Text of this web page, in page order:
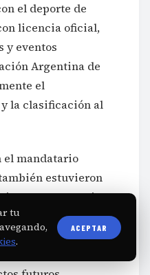
el deporte de
licencia oficial,
y eventos
Argentina de
el
la clasificación al
el mandatario
estuvieron
Amaya y Romina
de Cultura,
Nieva, quienes
tu
.
ACEPTAR